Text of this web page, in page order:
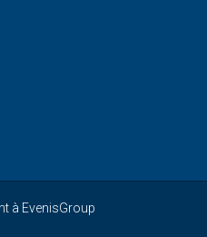
à EvenisGroup